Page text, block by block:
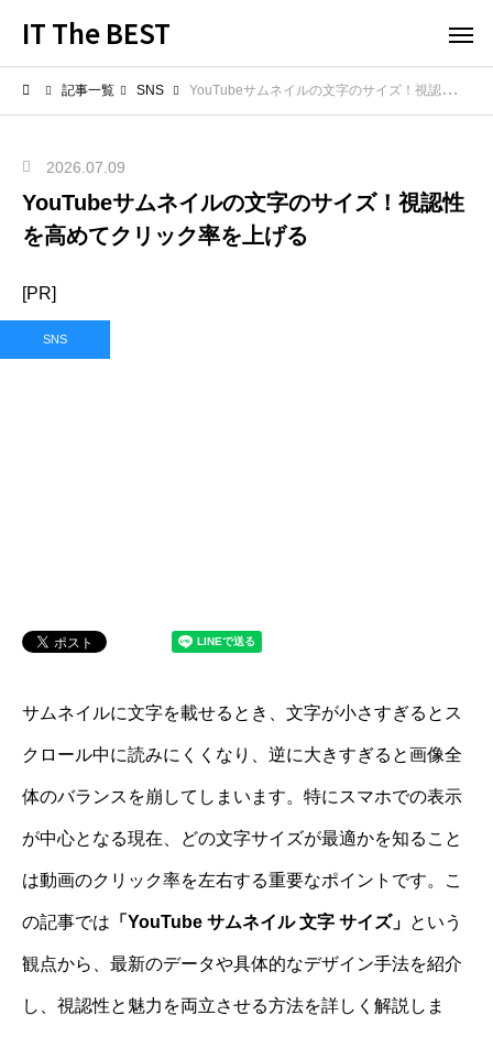
IT The BEST
記事一覧 SNS YouTubeサムネイルの文字のサイズ！視認性を高めてクリック率を上げる
2026.07.09
YouTubeサムネイルの文字のサイズ！視認性
を高めてクリック率を上げる
[PR]
SNS
サムネイルに文字を載せるとき、文字が小さすぎるとス
クロール中に読みにくくなり、逆に大きすぎると画像全
体のバランスを崩してしまいます。特にスマホでの表示
が中心となる現在、どの文字サイズが最適かを知ること
は動画のクリック率を左右する重要なポイントです。こ
の記事では 「YouTube サムネイル 文字 サイズ」 という
観点から、最新のデータや具体的なデザイン手法を紹介
し、視認性と魅力を両立させる方法を詳しく解説しま